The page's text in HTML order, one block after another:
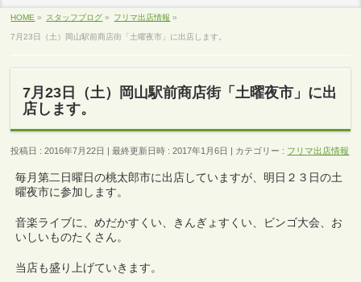
HOME » スタッフブログ » フリマ出店情報 »
7月23日（土）岡山駅前商店街「土曜夜市」に出店します。
7月23日（土）岡山駅前商店街「土曜夜市」に出
店します。
投稿日 : 2016年7月22日 最終更新日時 : 2017年1月6日 カテゴリー : フリマ出店情報
毎月第二日曜日の桃太郎市に出店していますが、明日２３日の土
曜夜市に参加します。
音楽ライブに、めだかすくい、きんぎょすくい、ビンゴ大会、お
いしいものたくさん。
当店も盛り上げていきます。